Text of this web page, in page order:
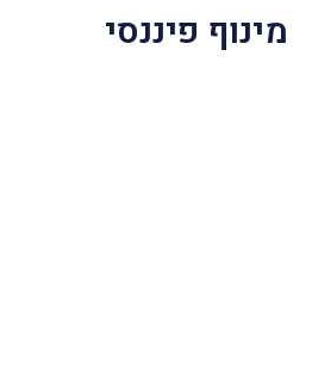
מינוף פיננסי